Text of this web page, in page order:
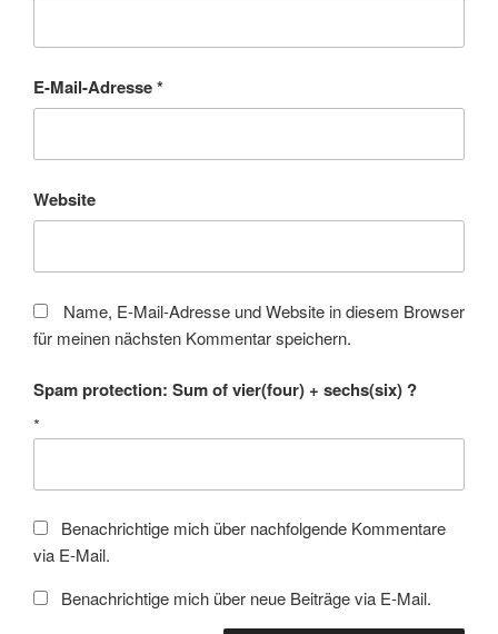
E-Mail-Adresse*
Website
Name, E-Mail-Adresse und Website in diesem Browser
für meinen nächsten Kommentar speichern.
Spam protection: Sum of vier(four) + sechs(six) ?
*
Benachrichtige mich über nachfolgende Kommentare
via E-Mail.
Benachrichtige mich über neue Beiträge via E-Mail.